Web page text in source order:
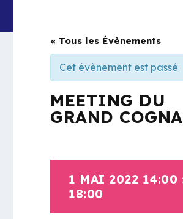
« Tous les Évènements
Cet évènement est passé
MEETING DU
GRAND
1 MAI 2022 14:00
18:00